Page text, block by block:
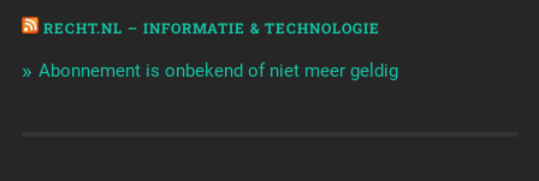
RECHT.NL – INFORMATIE & TECHNOLOGIE
Abonnement is onbekend of niet meer geldig